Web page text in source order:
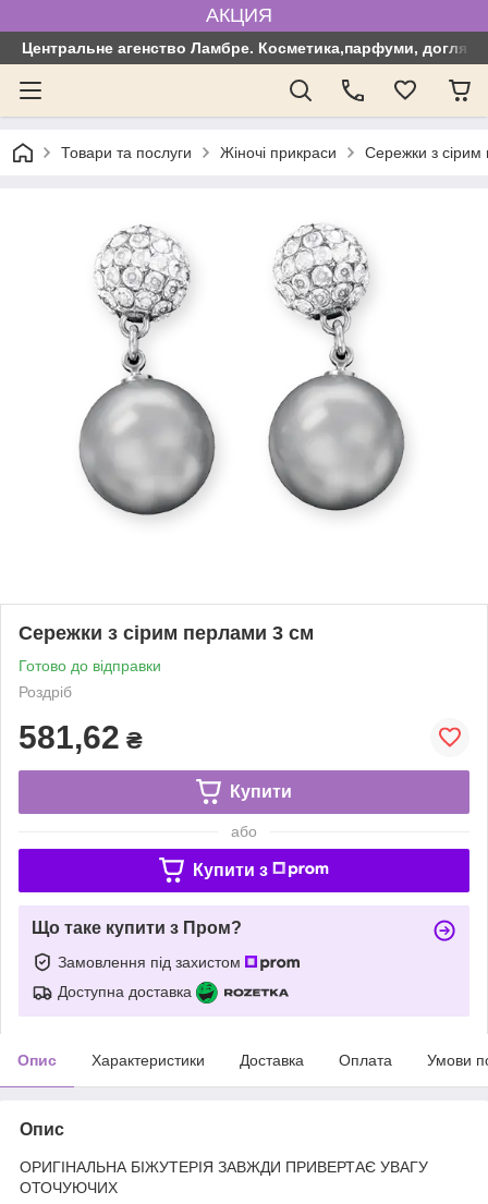
АКЦИЯ
Центральне агенство Ламбре. Косметика,парфуми, догляд
Товари та послуги Жіночі прикраси Сережки з
Сережки з сірим перлами 3 см
Готово до відправки
Роздріб
581,62 ₴
Купити
або
Купити з
Що таке купити з Пром?
Замовлення під захистом
Доступна доставка
Опис Характеристики Доставка Оплата Умови
Опис
ОРИГІНАЛЬНА БІЖУТЕРІЯ ЗАВЖДИ ПРИВЕРТАЄ УВАГУ
ОТОЧУЮЧИХ